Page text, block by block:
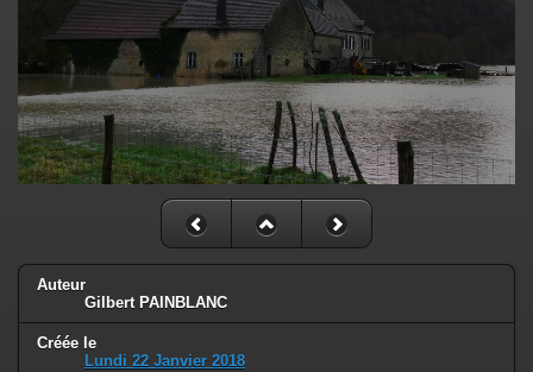
Auteur
Gilbert PAINBLANC
Créée le
Lundi 22 Janvier 2018